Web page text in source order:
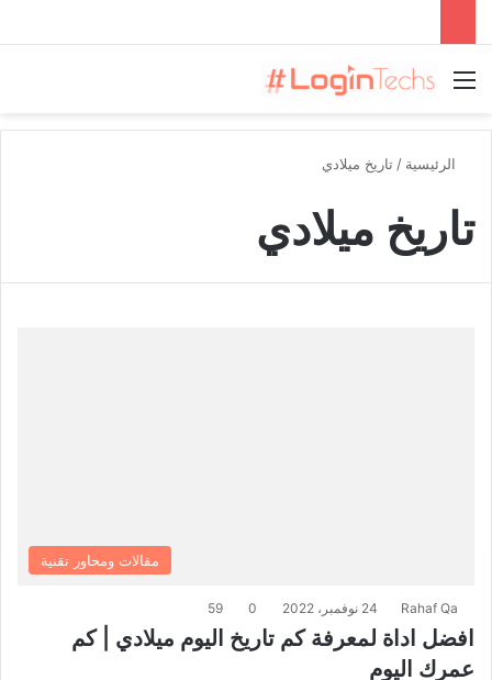
القائمة
الرئيسية /تاريخ ميلادي
تاريخ ميلادي
مقالات ومحاور تقنية
Rahaf Qa 24 نوفمبر، 2022 0
59
افضل اداة لمعرفة كم تاريخ اليوم ميلادي | كم
عمرك اليوم